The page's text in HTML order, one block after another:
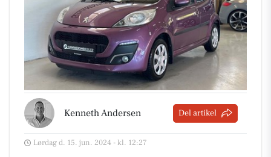
Kenneth Andersen Del artikel
Lørdag d. 15. jun. 2024 - kl. 12:27